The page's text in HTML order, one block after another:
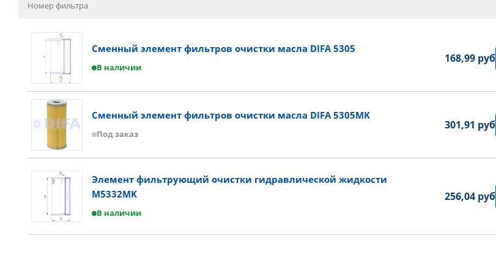
Сменный элемент фильтров очистки масла DIFA 5305
В наличии
168,99 руб.
Сменный элемент фильтров очистки масла DIFA 5305MK
Под заказ
301,91 руб.
Элемент фильтрующий очистки гидравлической жидкости
M5332MK
В наличии
256,04 руб.